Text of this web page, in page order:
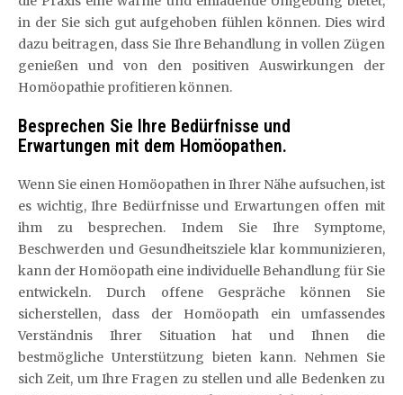
in der Sie sich gut aufgehoben fühlen können. Dies wird
dazu beitragen, dass Sie Ihre Behandlung in vollen Zügen
genießen und von den positiven Auswirkungen der
Homöopathie profitieren können.
Besprechen Sie Ihre Bedürfnisse und
Erwartungen mit dem Homöopathen.
Wenn Sie einen Homöopathen in Ihrer Nähe aufsuchen, ist
es wichtig, Ihre Bedürfnisse und Erwartungen offen mit
ihm zu besprechen. Indem Sie Ihre Symptome,
Beschwerden und Gesundheitsziele klar kommunizieren,
kann der Homöopath eine individuelle Behandlung für Sie
entwickeln. Durch offene Gespräche können Sie
sicherstellen, dass der Homöopath ein umfassendes
Verständnis Ihrer Situation hat und Ihnen die
bestmögliche Unterstützung bieten kann. Nehmen Sie
sich Zeit, um Ihre Fragen zu stellen und alle Bedenken zu